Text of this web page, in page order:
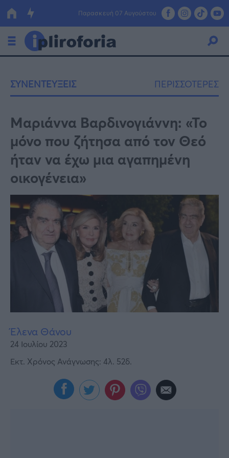
Παρασκευή 07 Αυγούστου
Οικονομία
Πολιτική
Τράπεζες
Επιδοτήσεις
ΕΣΠΑ
Κόσμος
Lifestyle
Αθλητικά
Υγεία
Γυναίκα
Καιρός
ΣΥΝΕΝΤΕΥΞΕΙΣ ΠΕΡΙΣΣΟΤΕΡΕΣ
Μαριάννα Βαρδινογιάννη: «Το
μόνο που ζήτησα από τον Θεό
ήταν να έχω μια αγαπημένη
οικογένεια»
Έλενα Θάνου
24 Ιουλίου 2023
Εκτ. Χρόνος Ανάγνωσης: 4λ. 52δ.